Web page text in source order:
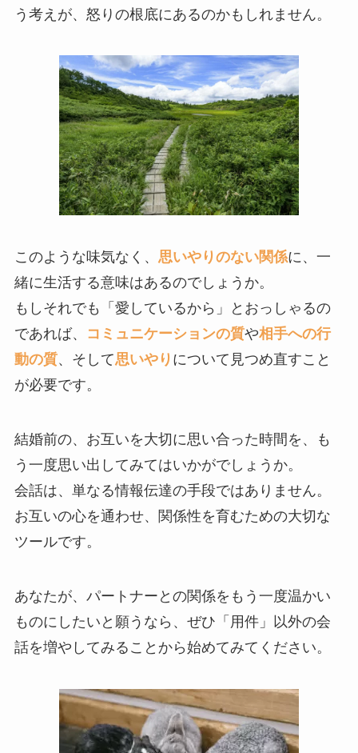
う考えが、怒りの根底にあるのかもしれません。
このような味気なく、 思いやりのない関係に、一
緒に生活する意味はあるのでしょうか。
もしそれでも「愛しているから」とおっしゃるの
であれば、
コミュニケーションの質や相手への行
動の質、そして思いやり について見つめ直すこと
が必要です。
結婚前の、お互いを大切に思い合った時間を、も
う一度思い出してみてはいかがでしょうか。
会話は、単なる情報伝達の手段ではありません。
お互いの心を通わせ、関係性を育むための大切な
ツールです。
あなたが、パートナーとの関係をもう一度温かい
ものにしたいと願うなら、ぜひ「用件」以外の会
話を増やしてみることから始めてみてください。